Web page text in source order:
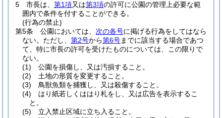
5
市長は、 第1項又は第3項の許可に公園の管理上必要な範
囲内で条件を付することができる。
(行為の禁止)
第5条
公園においては、 次の各号に掲げる行為をしてはなら
ない。 ただし、 第2号から第6号までに該当する場合であつ
て、特に市長の許可を受けたものについては、この限りで
ない。
(1)
公園を損傷し、又は汚損すること。
(2)
土地の形質を変更すること。
(3)
鳥獣魚類を捕獲し、又は殺傷すること。
(4)
はり紙若しくははり札をし、又は広告を表示するこ
と。
(5)
立入禁止区域に立ち入ること。